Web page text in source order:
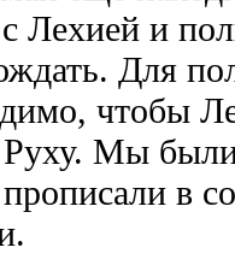
Лехией и
Для
чтобы
Мы были
в